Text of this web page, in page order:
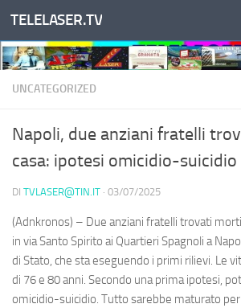
Salta al contenuto
TELELASER.TV
UNCATEGORIZED
Napoli, due anziani fratelli
casa: ipotesi omicidio-suicidio
DI TVLASER@TIN.IT · 03/07/2025
(Adnkronos) – Due anziani fratelli trovati
in via Santo Spirito ai Quartieri Spagnoli a
di Stato, che sta eseguendo i primi rilievi. Le
di 76 e 80 anni. Secondo una prima ipotesi,
omicidio-suicidio. Tutto sarebbe maturato